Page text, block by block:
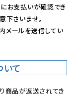
お支払いが確認でき
下さいませ。
メールを送信してい
て
商品が返送されてき